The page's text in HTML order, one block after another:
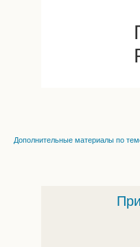
Дополнительные материалы по